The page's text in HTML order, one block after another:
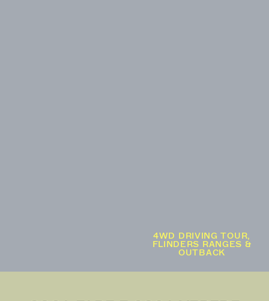
4WD DRIVING TOUR,
FLINDERS RANGES &
OUTBACK